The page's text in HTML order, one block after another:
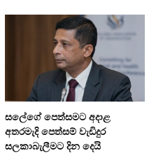
සලේගේ පෙත්සමට අදාළ
අතරමැදි පෙත්සම් වැඩිදුර
සලකාබැලීමට දින දෙයි